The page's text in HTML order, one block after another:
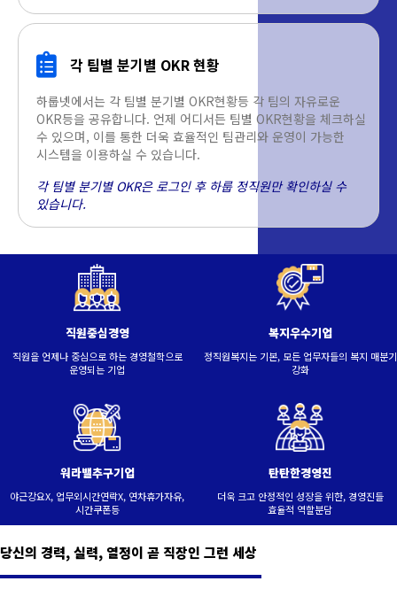
각 팀별 분기별 OKR 현황
하룹넷에서는 각 팀별 분기별 OKR현황등 각 팀의 자유로운
OKR등을 공유합니다. 언제 어디서든 팀별 OKR현황을 체크하실
수 있으며, 이를 통한 더욱 효율적인 팀관리와 운영이 가능한
시스템을 이용하실 수 있습니다.
각 팀별 분기별 OKR은 로그인 후 하룹 정직원만 확인하실 수
있습니다.
직원중심경영
직원을 언제나 중심으로 하는 경영철학으로
운영되는 기업
복지우수기업
정직원복지는 기본, 모든 업무자들의 복지 매분기
강화
워라밸추구기업
야근강요X, 업무외시간연락X, 연차휴가자유,
시간쿠폰등
탄탄한경영진
더욱 크고 안정적인 성장을 위한, 경영진들
효율적 역할분담
당신의 경력, 실력, 열정이 곧 직장인 그런 세상